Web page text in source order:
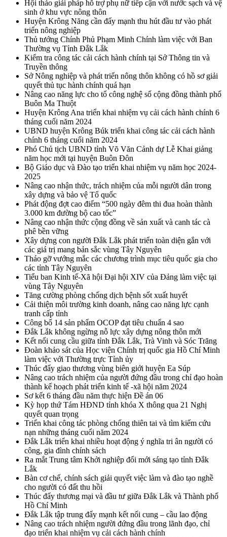
Hội thảo giải pháp hỗ trợ phụ nữ tiếp cận với nước sạch và vệ
sinh ở khu vực nông thôn
Huyện Krông Năng cần đẩy mạnh thu hút đầu tư vào phát
triển nông nghiệp
Thủ tướng Chính Phủ Phạm Minh Chính làm việc với Ban
Thường vụ Tỉnh Đắk Lắk
Kiểm tra công tác cải cách hành chính tại Sở Thông tin và
Truyền thông
Sở Nông nghiệp và phát triển nông thôn không có hồ sơ giải
quyết thủ tục hành chính quá hạn
Nâng cao năng lực cho tổ công nghệ số cộng đồng thành phố
Buôn Ma Thuột
Huyện Krông Ana triển khai nhiệm vụ cải cách hành chính 6
tháng cuối năm 2024
UBND huyện Krông Búk triển khai công tác cải cách hành
chính 6 tháng cuối năm 2024
Phó Chủ tịch UBND tỉnh Võ Văn Cảnh dự Lễ Khai giảng
năm học mới tại huyện Buôn Đôn
Bộ Giáo dục và Đào tạo triển khai nhiệm vụ năm học 2024-
2025
Nâng cao nhận thức, trách nhiệm của mỗi người dân trong
xây dựng và bảo vệ Tổ quốc
Phát động đợt cao điểm “500 ngày đêm thi đua hoàn thành
3.000 km đường bộ cao tốc”
Nâng cao nhận thức cộng đồng về sản xuất và canh tác cà
phê bền vững
Xây dựng con người Đắk Lắk phát triển toàn diện gắn với
các giá trị mang bản sắc vùng Tây Nguyên
Tháo gỡ vướng mắc các chương trình mục tiêu quốc gia cho
các tỉnh Tây Nguyên
Tiểu ban Kinh tế-Xã hội Đại hội XIV của Đảng làm việc tại
vùng Tây Nguyên
Tăng cường phòng chống dịch bệnh sốt xuất huyết
Cải thiện môi trường kinh doanh, nâng cao năng lực cạnh
tranh cấp tỉnh
Công bố 14 sản phẩm OCOP đạt tiêu chuẩn 4 sao
Đắk Lắk không ngừng nỗ lực xây dựng nông thôn mới
Kết nối cung cầu giữa tỉnh Đắk Lắk, Trà Vinh và Sóc Trăng
Đoàn khảo sát của Học viện Chính trị quốc gia Hồ Chí Minh
làm việc với Thường trực Tỉnh ủy
Thúc đẩy giao thương vùng biên giới huyện Ea Súp
Nâng cao trách nhiệm của người đứng đầu trong chỉ đạo hoàn
thành kế hoạch phát triển kinh tế -xã hội năm 2024
Sơ kết 6 tháng đầu năm thực hiện Đề án 06
Kỳ họp thứ Tám HĐND tỉnh khóa X thông qua 21 Nghị
quyết quan trọng
Triển khai công tác phòng chống thiên tai và tìm kiếm cứu
nạn những tháng cuối năm 2024
Đắk Lắk triển khai nhiều hoạt động ý nghĩa tri ân người có
công, gia đình chính sách
Ra mắt Trung tâm Khởi nghiệp đổi mới sáng tạo tỉnh Đắk
Lắk
Bàn cơ chế, chính sách giải quyết việc làm và đào tạo nghề
cho người có đất thu hồi
Thúc đẩy thương mại và đầu tư giữa Đắk Lắk và Thành phố
Hồ Chí Minh
Đắk Lắk tập trung đẩy mạnh kết nối cung – cầu lao động
Nâng cao trách nhiệm người đứng đầu trong lãnh đạo, chỉ
đạo triển khai nhiệm vụ cải cách hành chính